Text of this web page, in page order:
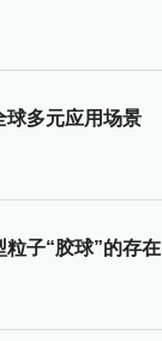
球多元应用场景
子“胶球”的存在